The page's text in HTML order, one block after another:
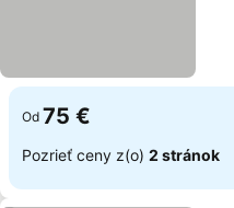
Od 75 €
Pozrieť ceny z(o) 2 stránok